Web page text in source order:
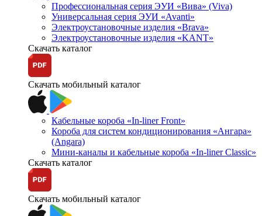
Профессиональная серия ЭУИ «Вива» (Viva)
Универсальная серия ЭУИ «Avanti»
Электроустановочные изделия «Brava»
Электроустановочные изделия «KANT»
Скачать каталог
Скачать мобильный каталог
Кабельные короба «In-liner Front»
Короба для систем кондиционирования «Ангара»
(Angara)
Мини-каналы и кабельные короба «In-liner Classic»
Скачать каталог
Скачать мобильный каталог